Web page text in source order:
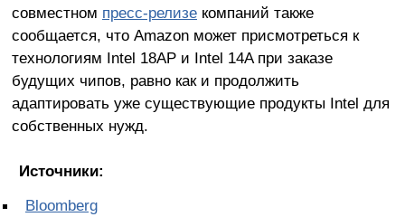
совместном пресс-релизекомпаний также
сообщается, что Amazon может присмотреться к
технологиям Intel 18AP и Intel 14A при заказе
будущих чипов, равно как и продолжить
адаптировать уже существующие продукты Intel для
собственных нужд.
Источники:
Bloomberg